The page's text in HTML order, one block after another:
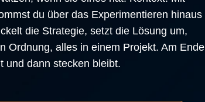
du über das Experimentieren hinaus
die Strategie, setzt die Lösung um,
Ordnung, alles in einem Projekt. Am Ende
und dann stecken bleibt.